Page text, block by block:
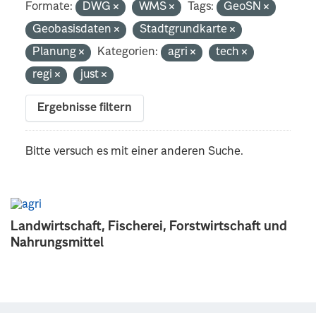
Landwirtschaft, Fischerei, Forstwirtschaft und
Nahrungsmittel
Formate: DWG WMS Tags:
GeoSN
Geobasisdaten
Stadtgrundkarte
Planung
Kategorien: agri
tech
regi
just
Ergebnisse filtern
Bitte versuch es mit einer anderen Suche.